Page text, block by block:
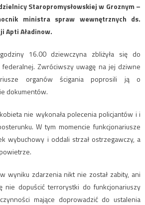
Staropromysłowskiej w Groznym –
ministra spraw wewnętrznych ds.
Apti Aładinow.
16.00 dziewczyna zbliżyła się do
Zwróciwszy uwagę na jej dziwne
organów ścigania poprosili ją o
dokumentów.
nie wykonała polecenia policjantów i i
W tym momencie funkcjonariusze
wybuchowy i oddali strzał ostrzegawczy, a
wyniku zdarzenia nikt nie został zabity, ani
nie dopuścić terrorystki do funkcjonariuszy
mające doprowadzić do ustalenia